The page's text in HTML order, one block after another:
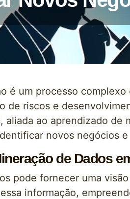
é um processo
de riscos e
aliada ao aprendizado de
novos negócios
de Dados
pode fornecer uma
informação,